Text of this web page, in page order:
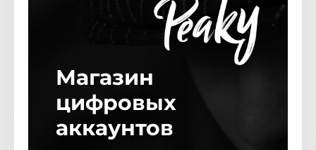
Магазин
цифровых
аккаунтов